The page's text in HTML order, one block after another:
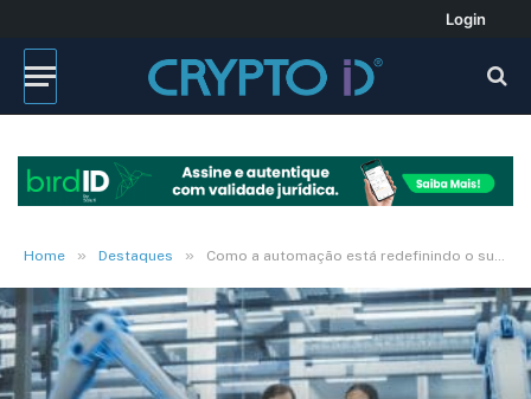
Login
Home » Destaques » Como a automação está redefinindo o sucesso das empresas